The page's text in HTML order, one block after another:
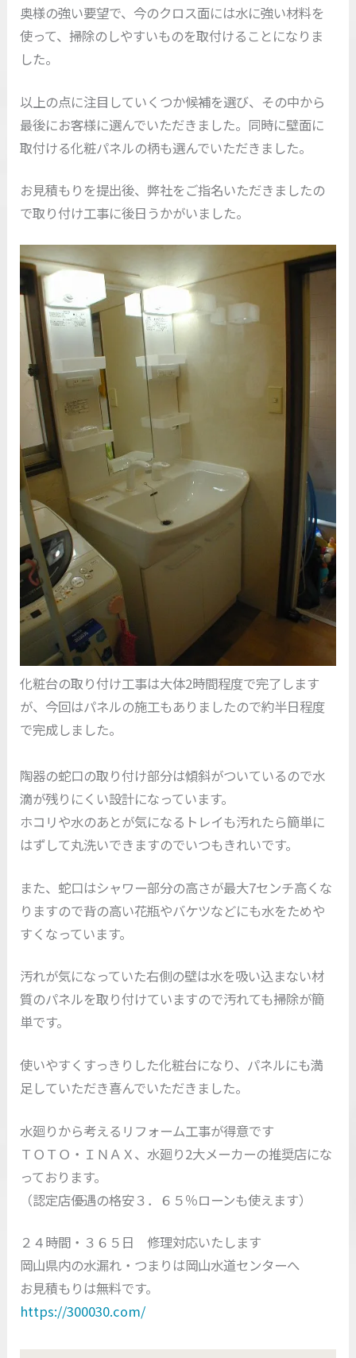
奥様の強い要望で、今のクロス面には水に強い材料を
使って、掃除のしやすいものを取付けることになりま
した。
以上の点に注目していくつか候補を選び、その中から
最後にお客様に選んでいただきました。同時に壁面に
取付ける化粧パネルの柄も選んでいただきました。
お見積もりを提出後、弊社をご指名いただきましたの
で取り付け工事に後日うかがいました。
化粧台の取り付け工事は大体2時間程度で完了します
が、今回はパネルの施工もありましたので約半日程度
で完成しました。
陶器の蛇口の取り付け部分は傾斜がついているので水
滴が残りにくい設計になっています。
ホコリや水のあとが気になるトレイも汚れたら簡単に
はずして丸洗いできますのでいつもきれいです。
また、蛇口はシャワー部分の高さが最大7センチ高くな
りますので背の高い花瓶やバケツなどにも水をためや
すくなっています。
汚れが気になっていた右側の壁は水を吸い込まない材
質のパネルを取り付けていますので汚れても掃除が簡
単です。
使いやすくすっきりした化粧台になり、パネルにも満
足していただき喜んでいただきました。
水廻りから考えるリフォーム工事が得意です
ＴＯＴＯ・ＩＮＡＸ、水廻り2大メーカーの推奨店にな
っております。
（認定店優遇の格安３．６５％ローンも使えます）
２４時間・３６５日 修理対応いたします
岡山県内の水漏れ・つまりは岡山水道センターへ
お見積もりは無料です。
https://300030.com/